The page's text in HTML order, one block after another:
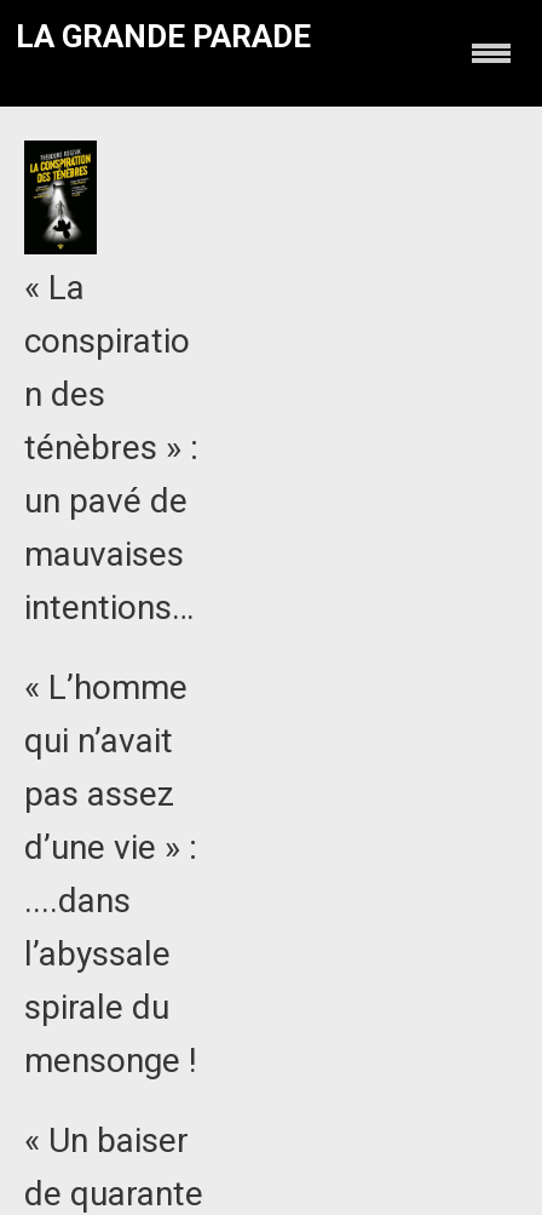
LA GRANDE PARADE
« La
conspiratio
n des
ténèbres » :
un pavé de
mauvaises
intentions…
« L’homme
qui n’avait
pas assez
d’une vie » :
....dans
l’abyssale
spirale du
mensonge !
« Un baiser
de quarante